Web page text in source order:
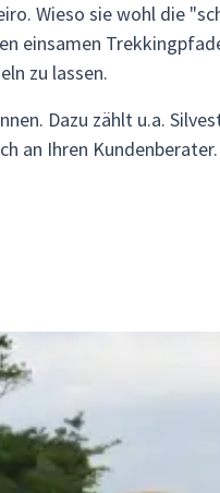
Wieso sie wohl die
einsamen
zu lassen.
Dazu zählt u.a.
an Ihren Kundenberater.